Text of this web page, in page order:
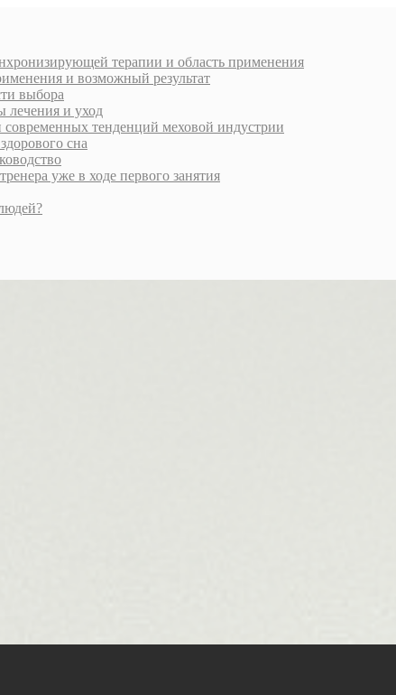
терапии и область применения
и возможный результат
выбора
лечения и уход
тенденций меховой индустрии
сна
уже в ходе первого занятия